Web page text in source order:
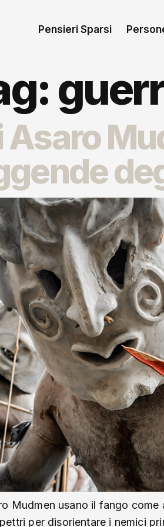
Pensieri Sparsi
Asaro
Mudmen usano il fango
per disorientare i nemici